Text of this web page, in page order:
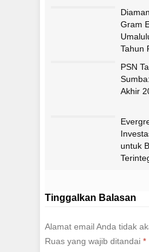
Gram
Tahun
PSN
Akhir
untuk
Tinggalkan Balasan
Alamat email Anda tidak
Ruas yang wajib ditandai *